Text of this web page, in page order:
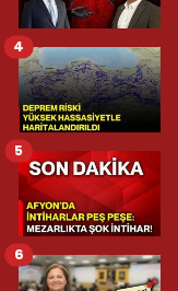
4
5
6